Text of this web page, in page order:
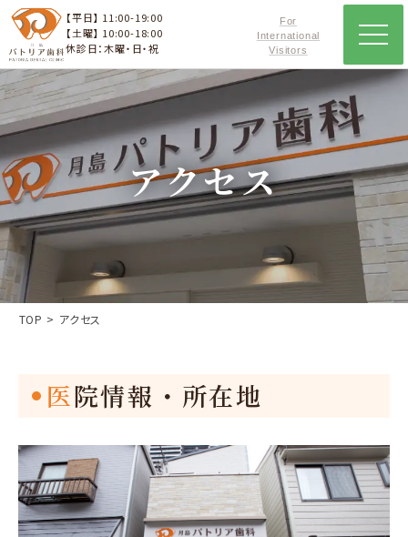
【平日】 11:00-19:00
【土曜】 10:00-18:00
休診日：木曜・日・祝
For
International
Visitors
アクセス
TOP アクセス
医院情報・所在地